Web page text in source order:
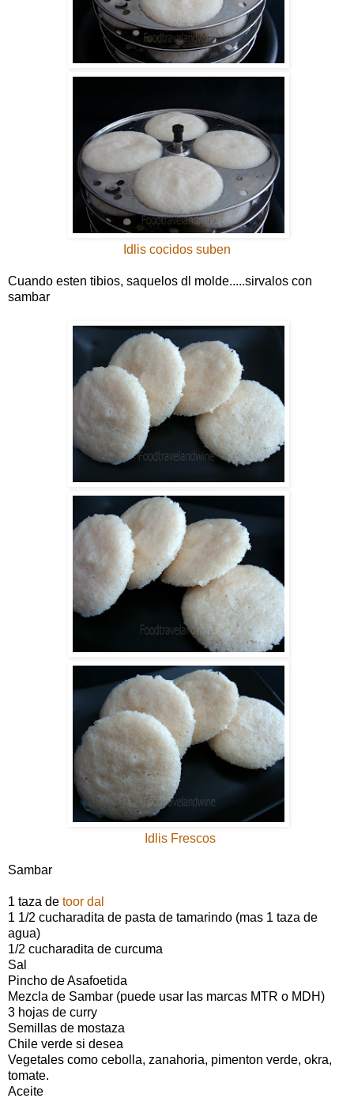
Idlis cocidos suben
Cuando esten tibios, saquelos dl molde.....sirvalos con
sambar
Idlis Frescos
Sambar
1 taza de toor dal
1 1/2 cucharadita de pasta de tamarindo (mas 1 taza de
agua)
1/2 cucharadita de curcuma
Sal
Pincho de Asafoetida
Mezcla de Sambar (puede usar las marcas MTR o MDH)
3 hojas de curry
Semillas de mostaza
Chile verde si desea
Vegetales como cebolla, zanahoria, pimenton verde, okra,
tomate.
Aceite